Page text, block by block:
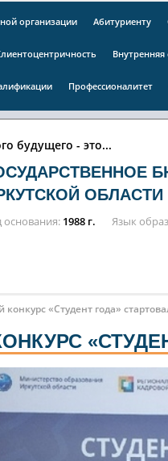
организации Абитуриенту
Внутренняя
Профессионалитет
будущего - это...
основания 1988 г. Язык
конкурс «Студент года»